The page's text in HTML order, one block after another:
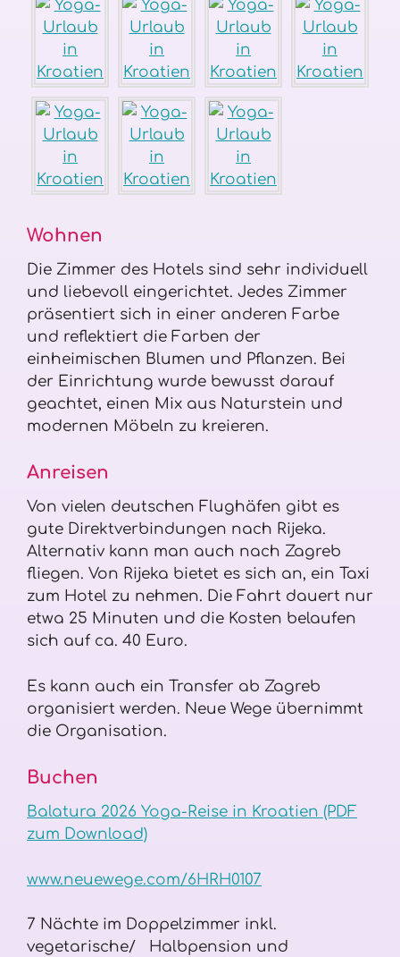
Wohnen
Die Zimmer des Hotels sind sehr individuell
und liebevoll eingerichtet. Jedes Zimmer
präsentiert sich in einer anderen Farbe
und reflektiert die Farben der
einheimischen Blumen und Pflanzen. Bei
der Einrichtung wurde bewusst darauf
geachtet, einen Mix aus Naturstein und
modernen Möbeln zu kreieren.
Anreisen
Von vielen deutschen Flughäfen gibt es
gute Direktverbindungen nach Rijeka.
Alternativ kann man auch nach Zagreb
fliegen. Von Rijeka bietet es sich an, ein Taxi
zum Hotel zu nehmen. Die Fahrt dauert nur
etwa 25 Minuten und die Kosten belaufen
sich auf ca. 40 Euro.
Es kann auch ein Transfer ab Zagreb
organisiert werden. Neue Wege übernimmt
die Organisation.
Buchen
Balatura 2026 Yoga-Reise in Kroatien (PDF
zum Download)
www.neuewege.com/6HRH0107
7 Nächte im Doppelzimmer inkl.
vegetarische/ Halbpension und